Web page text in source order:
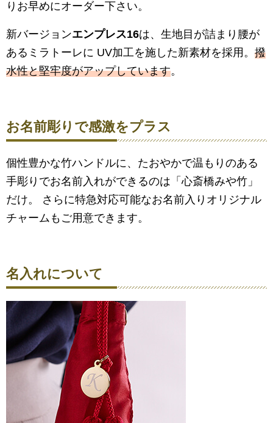
りお早めにオーダー下さい。
新バージョンエンプレス16は、生地目が詰まり腰が
あるミラトーレに UV加工を施した新素材を採用。 撥
水性と堅牢度がアップしています。
お名前彫りで感激をプラス
個性豊かな竹ハンドルに、たおやかで温もりのある
手彫りでお名前入れができるのは「心斎橋みや竹」
だけ。 さらに特急対応可能なお名前入りオリジナル
チャームもご用意できます。
名入れについて